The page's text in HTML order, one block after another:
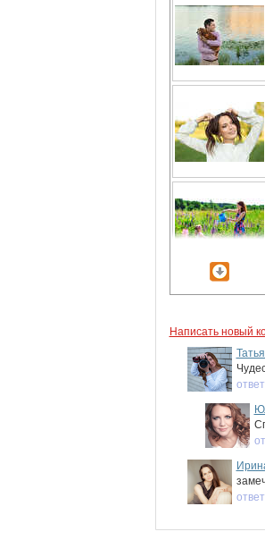
Написать новый